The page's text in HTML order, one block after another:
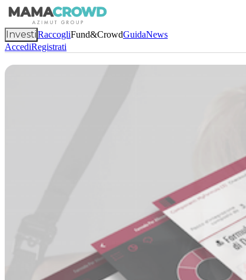
InvestiRaccogliFund&CrowdGuidaNews
AccediRegistrati